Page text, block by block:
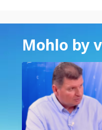
Mohlo by